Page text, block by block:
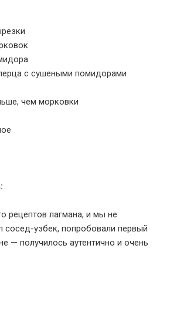
с сушеными помидорами
чем морковки
рецептов лагмана, и мы не
сосед-узбек, попробовали первый
— получилось аутентично и очень